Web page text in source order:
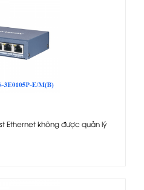
Ethernet không được quản lý